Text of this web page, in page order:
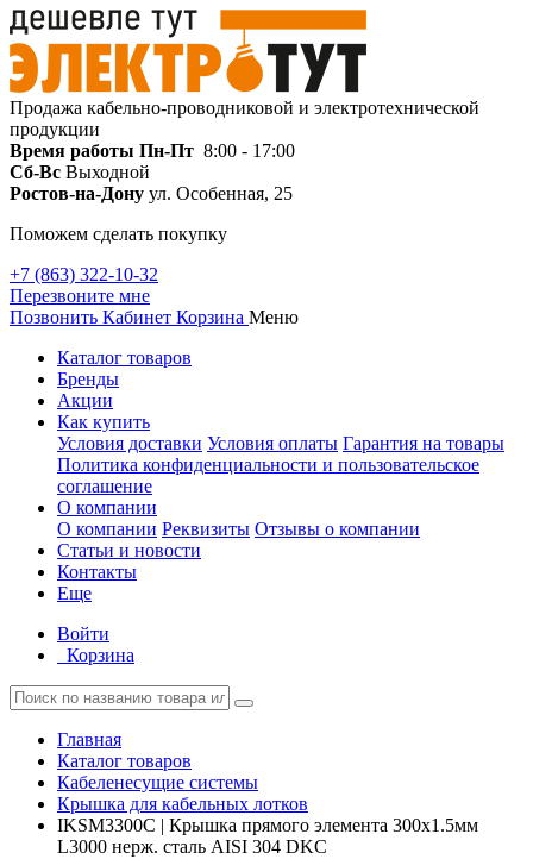
Продажа кабельно-проводниковой и электротехнической
продукции
Время работы Пн-Пт 8:00 - 17:00
Сб-Вс Выходной
Ростов-на-Дону ул. Особенная, 25
Поможем сделать покупку
+7 (863) 322-10-32
Перезвоните мне
Позвонить Кабинет Корзина Меню
Каталог товаров
Бренды
Акции
Как купить
Условия доставки Условия оплаты Гарантия на товары
Политика конфиденциальности и пользовательское
соглашение
О компании
О компании Реквизиты Отзывы о компании
Статьи и новости
Контакты
Еще
Войти
Корзина
Главная
Каталог товаров
Кабеленесущие системы
Крышка для кабельных лотков
IKSM3300C | Крышка прямого элемента 300х1.5мм
L3000 нерж. сталь AISI 304 DKC